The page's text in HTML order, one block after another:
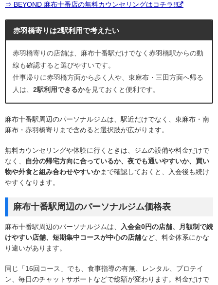
⇒ BEYOND 麻布十番店の無料カウンセリングはコチラ!!
赤羽橋寄りは2駅利用で考えたい
赤羽橋寄りの店舗は、麻布十番駅だけでなく赤羽橋駅からの動
線も確認すると選びやすいです。
仕事帰りに赤羽橋方面から歩く人や、東麻布・三田方面へ帰る
人は、 2駅利用できるかを見ておくと便利です。
麻布十番駅周辺のパーソナルジムは、駅近だけでなく、東麻布・南
麻布・赤羽橋寄りまで含めると選択肢が広がります。
無料カウンセリングや体験に行くときは、ジムの設備や料金だけで
なく、
自分の帰宅方向に合っているか、夜でも通いやすいか、買い
物や外食と組み合わせやすいかまで確認しておくと、入会後も続け
やすくなります。
麻布十番駅周辺のパーソナルジム価格表
麻布十番駅周辺のパーソナルジムは、
入会金0円の店舗、月額制で続
けやすい店舗、短期集中コースが中心の店舗など、料金体系にかな
り違いがあります。
同じ「16回コース」でも、食事指導の有無、レンタル、プロテイ
ン、毎日のチャットサポートなどで総額が変わります。料金だけで